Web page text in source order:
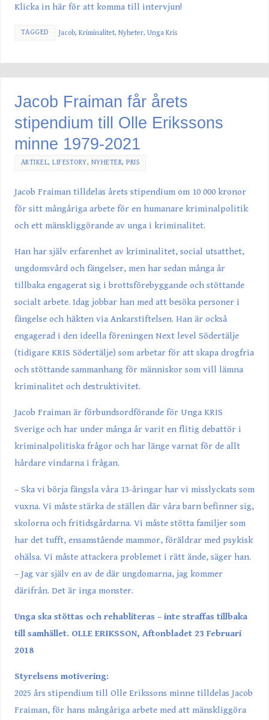
Klicka in här för att komma till intervjun!
TAGGED Jacob, Kriminalitet, Nyheter, Unga Kris
Jacob Fraiman får årets
stipendium till Olle Erikssons
minne 1979-2021
ARTIKEL,LIFESTORY, NYHETER,PRIS
Jacob Fraiman tilldelas årets stipendium om 10 000 kronor
för sitt mångåriga arbete för en humanare kriminalpolitik
och ett mänskliggörande av unga i kriminalitet.
Han har själv erfarenhet av kriminalitet, social utsatthet,
ungdomsvård och fängelser, men har sedan många år
tillbaka engagerat sig i brottsförebyggande och stöttande
socialt arbete. Idag jobbar han med att besöka personer i
fängelse och häkten via Ankarstiftelsen. Han är också
engagerad i den ideella föreningen Next level Södertälje
(tidigare KRIS Södertälje) som arbetar för att skapa drogfria
och stöttande sammanhang för människor som vill lämna
kriminalitet och destruktivitet.
Jacob Fraiman är förbundsordförande för Unga KRIS
Sverige och har under många år varit en flitig debattör i
kriminalpolitiska frågor och har länge varnat för de allt
hårdare vindarna i frågan.
– Ska vi börja fängsla våra 13-åringar har vi misslyckats som
vuxna. Vi måste stärka de ställen där våra barn befinner sig,
skolorna och fritidsgårdarna. Vi måste stötta familjer som
har det tufft, ensamstående mammor, föräldrar med psykisk
ohälsa. Vi måste attackera problemet i rätt ände, säger han.
– Jag var själv en av de där ungdomarna, jag kommer
därifrån. Det är inga monster.
Unga ska stöttas och rehabliteras – inte straffas tillbaka
till samhället. OLLE ERIKSSON, Aftonbladet 23 Februari
2018
Styrelsens motivering:
2025 års stipendium till Olle Erikssons minne tilldelas Jacob
Fraiman, för hans mångåriga arbete med att mänskliggöra